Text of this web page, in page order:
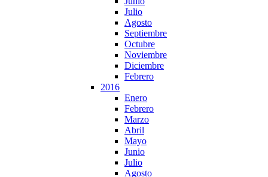
Julio
Agosto
Septiembre
Octubre
Noviembre
Diciembre
Febrero
2016
Enero
Febrero
Marzo
Abril
Mayo
Junio
Julio
Agosto